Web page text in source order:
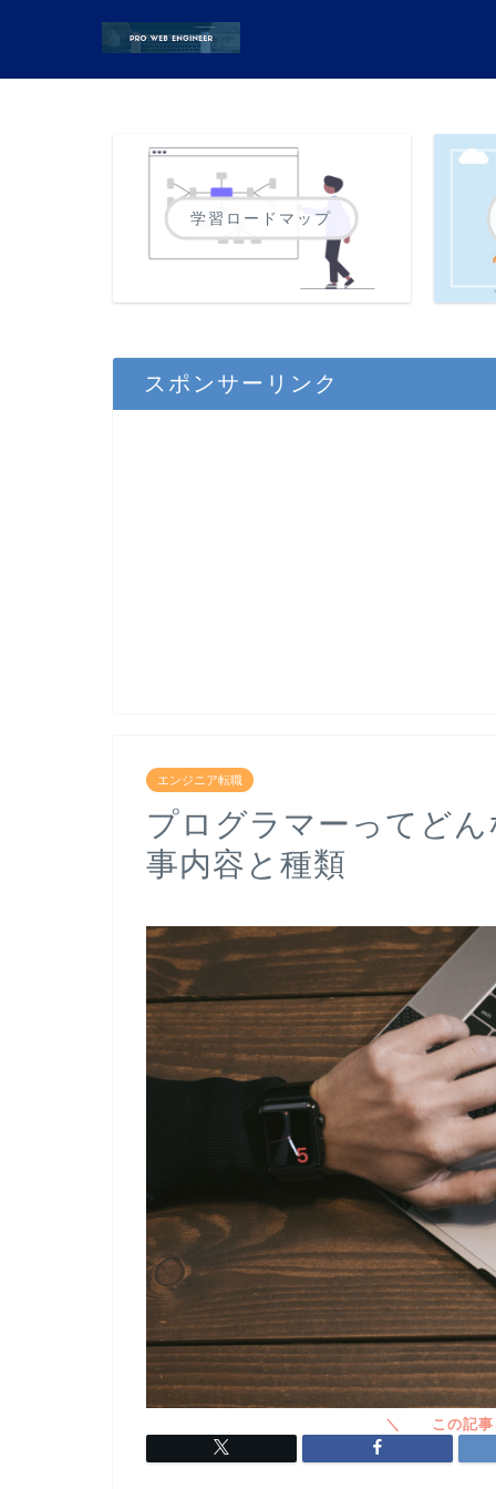
学習ロードマップ
スポンサーリンク
エンジニア転職
プログラマーってど
事内容と種類